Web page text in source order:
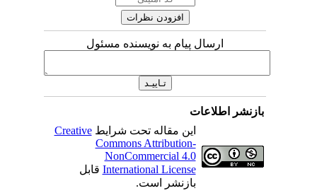
ارسال پیام به نویسنده مسئول
بازنشر اطلاعات
این مقاله تحت شرایطCreative
Commons Attribution-
NonCommercial 4.0
International Licenseقابل
بازنشر است.